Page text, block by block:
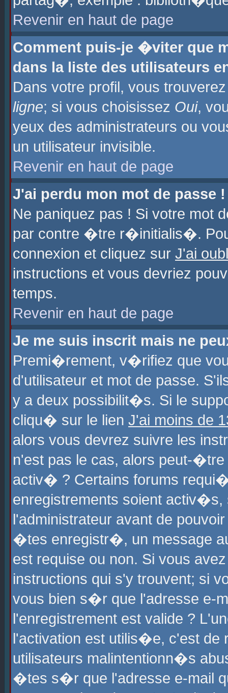
Revenir en haut de page
Comment puis-je �viter que
dans la liste des utilisateurs
Dans votre profil, vous
ligne; si vous choisissez Oui,
yeux des administrateurs ou
un utilisateur invisible.
Revenir en haut de page
J'ai perdu mon mot de passe !
Ne paniquez pas ! Si votre
par contre �tre r�initialis�.
connexion et cliquez sur J'ai
instructions et vous devriez
temps.
Revenir en haut de page
Je me suis inscrit mais ne
Premi�rement, v�rifiez que
d'utilisateur et mot de passe.
y a deux possibilit�s. Si le
cliqu� sur le lien J'ai moins de
alors vous devrez suivre les
n'est pas le cas, alors peut-
activ� ? Certains forums
enregistrements soient
l'administrateur avant de
�tes enregistr�, un message
est requise ou non. Si vous
instructions qui s'y trouvent; si
vous bien s�r que l'adresse e-
l'enregistrement est valide ?
l'activation est utilis�e, c'est
utilisateurs malintentionn�s
�tes s�r que l'adresse e-mail